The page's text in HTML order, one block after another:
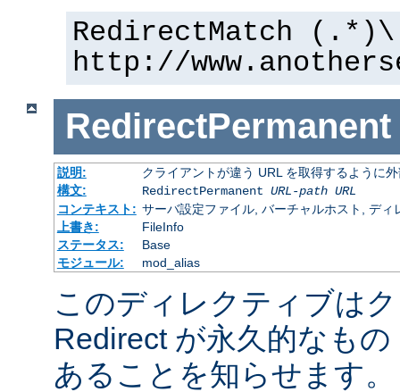
RedirectMatch
http://
RedirectPermanent
説明:
クライアントが違う URL を取得するように
構文:
RedirectPermanent URL-path URL
コンテキスト: サーバ設定ファイル, バーチャルホスト, ディ
上書き:
FileInfo
ステータス:
Base
モジュール:
mod_alias
このディレクティブは
Redirect が永久的なも
あることを知らせます